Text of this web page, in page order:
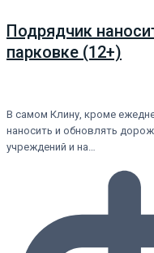
Подрядчик
парковке (12+)
В самом Клину, кроме
наносить и обновлять
учреждений и на…